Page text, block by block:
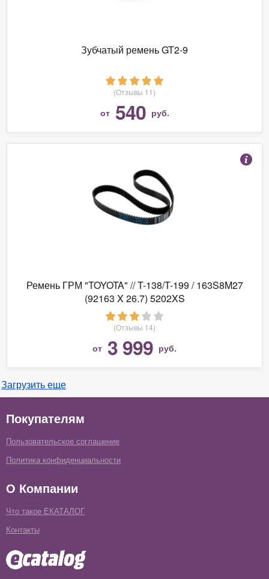
Зубчатый ремень GT2-9
(Отзывы 11)
от 540 руб.
Ремень ГРМ "TOYOTA" // T-138/T-199 / 163S8M27
(92163 X 26.7) 5202XS
(Отзывы 14)
от 3 999 руб.
Загрузить еще
Покупателям
Пользовательское соглашение
Политика конфиденциальности
О Компании
Что такое ЕКАТАЛОГ
Контакты